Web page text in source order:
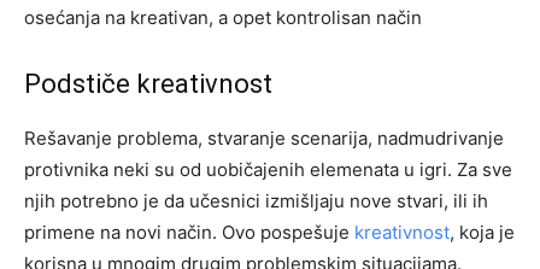
osećanja na kreativan, a opet kontrolisan način
Podstiče kreativnost
Rešavanje problema, stvaranje scenarija, nadmudrivanje
protivnika neki su od uobičajenih elemenata u igri. Za sve
njih potrebno je da učesnici izmišljaju nove stvari, ili ih
primene na novi način. Ovo pospešuje kreativnost, koja je
korisna u mnogim drugim problemskim situacijama.